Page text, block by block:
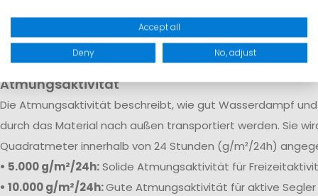
robuste Verstärkungen sorgen dafür, dass Feuchtigkeit
Bedingungen zuverlässig draußen bleibt.
Atmungsaktivität
Die Atmungsaktivität beschreibt, wie gut Wasserdampf
durch das Material nach außen transportiert werden. Sie
Quadratmeter innerhalb von 24 Stunden (g/m²/24h)
• 5.000 g/m²/24h:Solide Atmungsaktivität für
• 10.000 g/m²/24h:Gute Atmungsaktivität für aktive Segler
Accept all
Deny No, adjust